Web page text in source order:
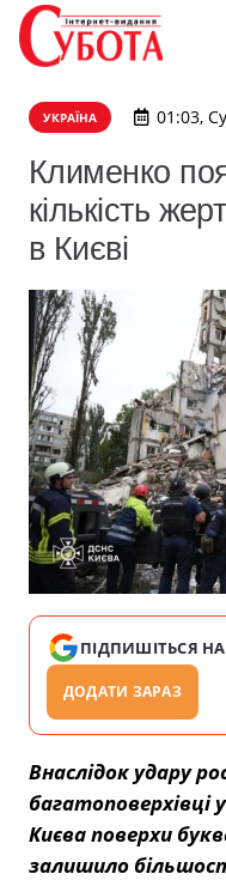
УКРАЇНА 01:03,
Клименко
кількість
в Києві
ПІДПИШІТЬСЯ НА
ДОДАТИ ЗАРАЗ
Внаслідок удару
Києва поверхи
залишило